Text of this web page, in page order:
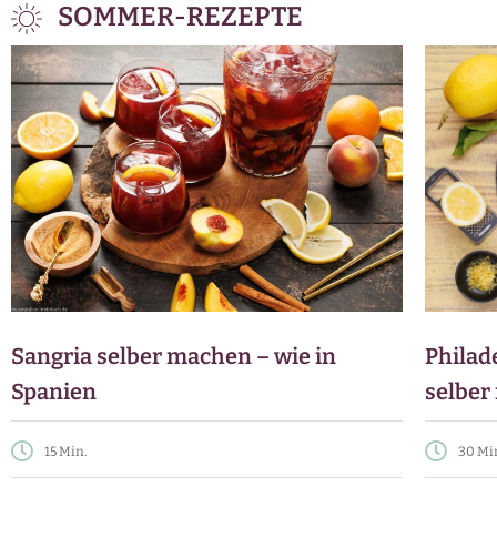
SOMMER-REZEPTE
Sangria selber machen – wie in
Spanien
15 Min.
selber
30